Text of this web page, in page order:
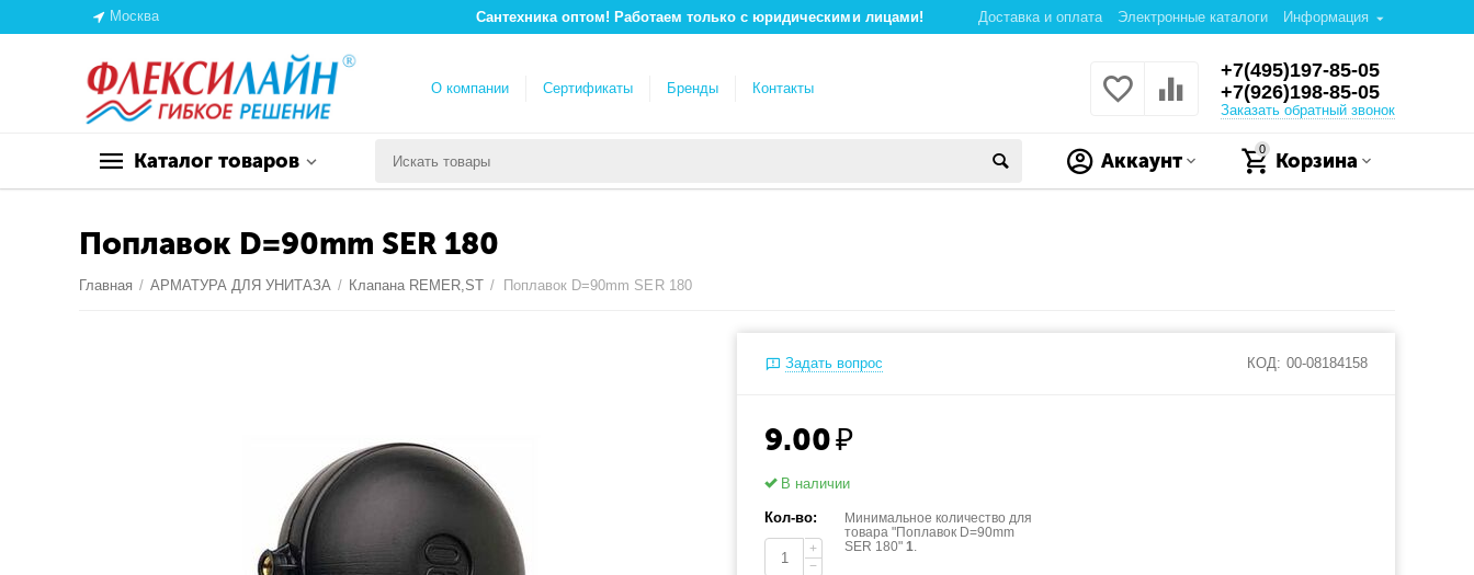
Москва Доставка и оплата Электронные каталоги Информация
Сантехника оптом! Работаем только с юридическими лицами!
О компании Сертификаты Бренды Контакты
+7(495)197-85-05
+7(926)198-85-05
Заказать обратный звонок
Каталог товаров
0
Корзина
Аккаунт
Поплавок D=90mm SER 180
Главная / АРМАТУРА ДЛЯ УНИТАЗА / Клапана REMER,ST / Поплавок D=90mm SER 180
Задать вопрос КОД: 00-08184158
9.00₽
В наличии
Кол-во:
+
−
Минимальное количество для
товара "Поплавок D=90mm
SER 180"1.